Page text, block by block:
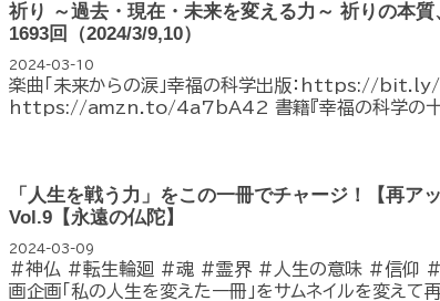
祈り ～過去・現在・未来を変える力～ 祈りの本
1693回（2024/3/9,10）
2024-03-10
楽曲「未来からの涙」幸福の科学出版：https://
https://amzn.to/4a7bA42 書籍『幸福の科学の十大
「人生を戦う力」をこの一冊でチャージ！【再ア
Vol.9【永遠の仏陀】
2024-03-09
#神仏 #転生輪廻 #魂 #霊界 #人生の意味 #信仰 #
画企画「私の人生を変えた一冊」をサムネイルを変えて